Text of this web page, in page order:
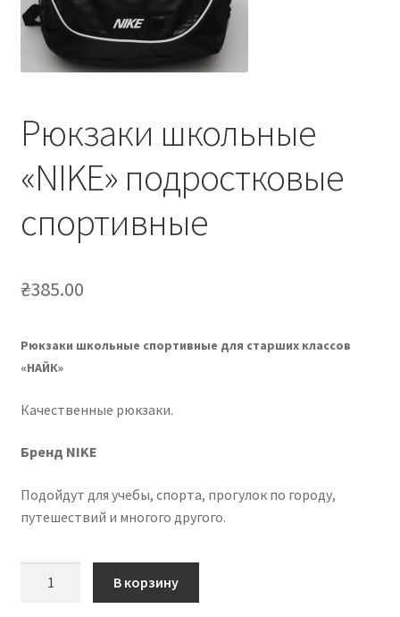
Рюкзаки школьные
«NIKE» подростковые
спортивные
₴385.00
Рюкзаки школьные спортивные для старших классов
«НАЙК»
Качественные рюкзаки.
Бренд NIKE
Подойдут для учебы, спорта, прогулок по городу,
путешествий и многого другого.
В корзину